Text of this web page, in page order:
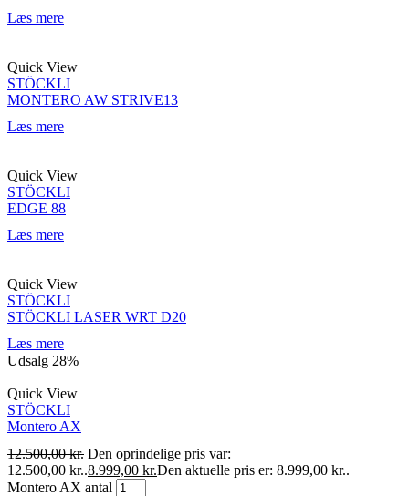
Læs mere
Quick View
STÖCKLI
MONTERO AW STRIVE13
Læs mere
Quick View
STÖCKLI
EDGE 88
Læs mere
Quick View
STÖCKLI
STÖCKLI LASER WRT D20
Læs mere
Udsalg 28%
Quick View
STÖCKLI
Montero AX
12.500,00kr. Den oprindelige pris var:
12.500,00 kr..8.999,00 kr.Den aktuelle pris er: 8.999,00 kr..
Montero AX antal